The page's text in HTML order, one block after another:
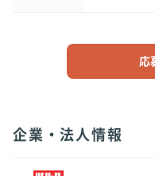
応
企業・法人情報